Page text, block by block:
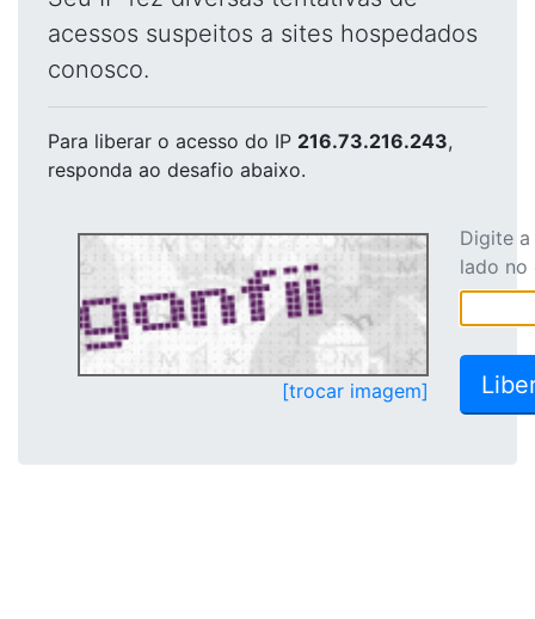
acessos suspeitos a sites hospedados
conosco.
Para liberar o acesso do IP 216.73.216.243,
responda ao desafio abaixo.
[trocar imagem]
Digite
lado no